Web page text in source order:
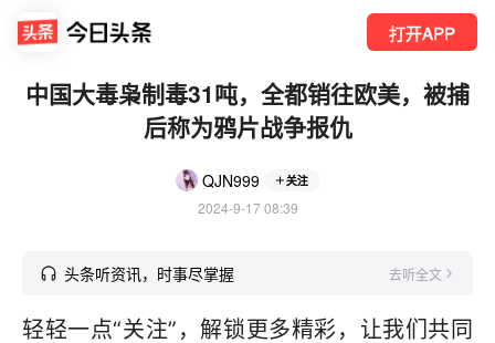
打开APP
中国大毒枭制毒31吨，全都销往欧美，被捕
后称为鸦片战争报仇
QJN999 关注
2024-9-17 08:39
头条听资讯，时事尽掌握 去听全文
轻轻一点“关注”，解锁更多精彩，让我们共同